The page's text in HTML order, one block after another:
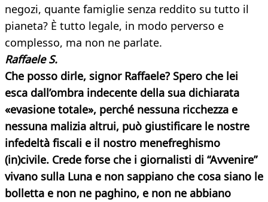
negozi, quante famiglie senza reddito su tutto il
pianeta? È tutto legale, in modo perverso e
complesso, ma non ne parlate.
Raffaele S.
Che posso dirle, signor Raffaele? Spero che lei
esca dall’ombra indecente della sua dichiarata
«evasione totale», perché nessuna ricchezza e
nessuna malizia altrui, può giustificare le nostre
infedeltà fiscali e il nostro menefreghismo
(in)civile. Crede forse che i giornalisti di “Avvenire”
vivano sulla Luna e non sappiano che cosa siano le
bolletta e non ne paghino, e non ne abbiano